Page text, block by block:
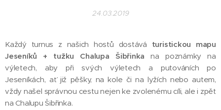
24.03.2019
Každý turnus z našich hostů dostává turistickou mapu
Jeseníků + tužku Chalupa Šibřinkana poznámky na
výletech, aby při svých výletech a putováních po
Jeseníkách, ať již pěšky, na kole či na lyžích nebo autem,
vždy našel správnou cestu nejen ke zvolenému cíli, ale i zpět
na Chalupu Šibřinka.